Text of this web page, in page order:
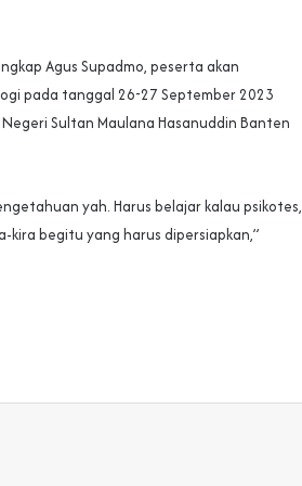
Agus Supadmo, peserta akan
pada tanggal 26-27 September 2023
Sultan Maulana Hasanuddin Banten
yah. Harus belajar kalau psikotes,
begitu yang harus dipersiapkan,”